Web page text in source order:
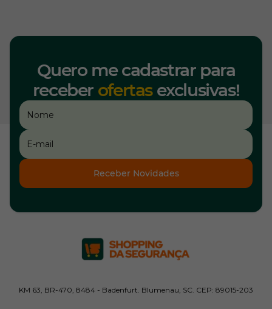
Quero me cadastrar para
receber ofertasexclusivas!
Receber Novidades
KM 63, BR-470, 8484 - Badenfurt. Blumenau, SC. CEP: 89015-203